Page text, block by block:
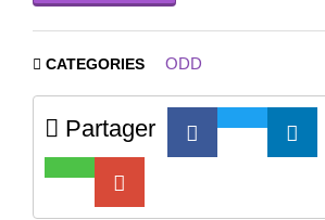
CATEGORIES ODD
Partager